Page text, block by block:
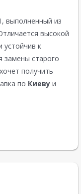
выполненный из
высокой
устойчив к
замены старого
получить
по Киеву и